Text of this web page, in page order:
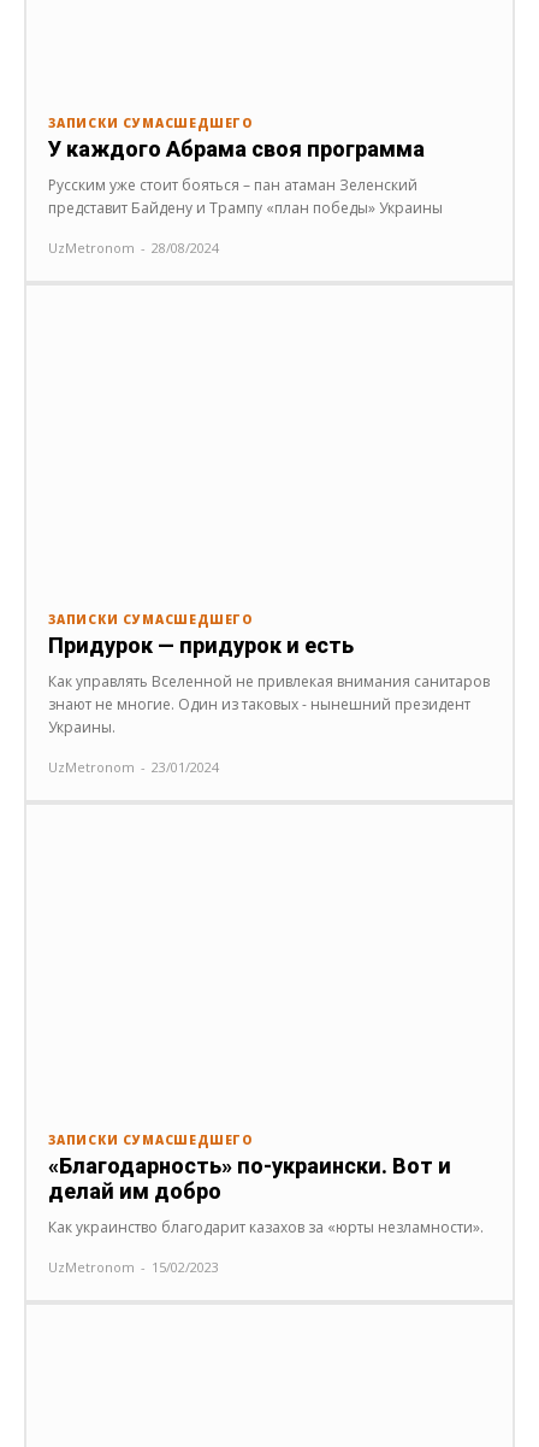
ЗАПИСКИ СУМАСШЕДШЕГО
У каждого Абрама своя программа
Русским уже стоит бояться – пан атаман Зеленский
представит Байдену и Трампу «план победы» Украины
UzMetronom - 28/08/2024
ЗАПИСКИ СУМАСШЕДШЕГО
Придурок — придурок и есть
Как управлять Вселенной не привлекая внимания санитаров
знают не многие. Один из таковых - нынешний президент
Украины.
UzMetronom - 23/01/2024
ЗАПИСКИ СУМАСШЕДШЕГО
«Благодарность» по-украински. Вот и
делай им добро
Как украинство благодарит казахов за «юрты незламности».
UzMetronom - 15/02/2023